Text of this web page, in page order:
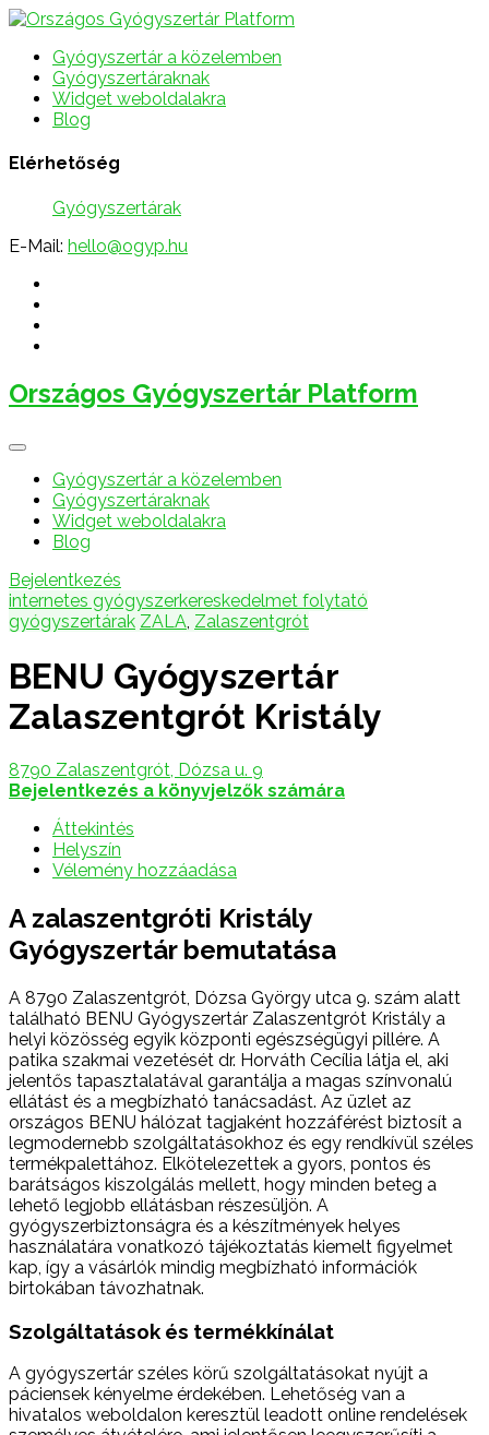
Gyógyszertár a közelemben
Gyógyszertáraknak
Widget weboldalakra
Blog
Elérhetőség
Gyógyszertárak
E-Mail: hello@ogyp.hu
Országos Gyógyszertár Platform
Gyógyszertár a közelemben
Gyógyszertáraknak
Widget weboldalakra
Blog
Bejelentkezés
internetes gyógyszerkereskedelmet folytató
gyógyszertárak ZALA, Zalaszentgrót
BENU Gyógyszertár
Zalaszentgrót Kristály
8790 Zalaszentgrót, Dózsa u. 9
Bejelentkezés a könyvjelzők számára
Áttekintés
Helyszín
Vélemény hozzáadása
A zalaszentgróti Kristály
Gyógyszertár bemutatása
A 8790 Zalaszentgrót, Dózsa György utca 9. szám alatt
található BENU Gyógyszertár Zalaszentgrót Kristály a
helyi közösség egyik központi egészségügyi pillére. A
patika szakmai vezetését dr. Horváth Cecília látja el, aki
jelentős tapasztalatával garantálja a magas színvonalú
ellátást és a megbízható tanácsadást. Az üzlet az
országos BENU hálózat tagjaként hozzáférést biztosít a
legmodernebb szolgáltatásokhoz és egy rendkívül széles
termékpalettához. Elkötelezettek a gyors, pontos és
barátságos kiszolgálás mellett, hogy minden beteg a
lehető legjobb ellátásban részesüljön. A
gyógyszerbiztonságra és a készítmények helyes
használatára vonatkozó tájékoztatás kiemelt figyelmet
kap, így a vásárlók mindig megbízható információk
birtokában távozhatnak.
Szolgáltatások és termékkínálat
A gyógyszertár széles körű szolgáltatásokat nyújt a
páciensek kényelme érdekében. Lehetőség van a
hivatalos weboldalon keresztül leadott online rendelések